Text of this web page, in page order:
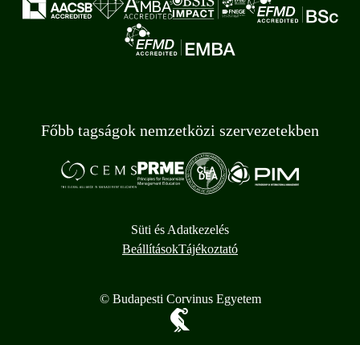
Főbb tagságok nemzetközi szervezetekben
Süti és Adatkezelés
BeállításokTájékoztató
© Budapesti Corvinus Egyetem